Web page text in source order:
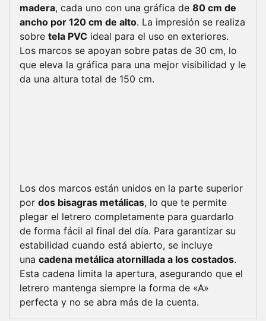
madera, cada uno con una gráfica de 80 cm de
ancho por 120 cm de alto. La impresión se realiza
sobre tela PVC ideal para el uso en exteriores.
Los marcos se apoyan sobre patas de 30 cm, lo
que eleva la gráfica para una mejor visibilidad y le
da una altura total de 150 cm.
Los dos marcos están unidos en la parte superior
por dos bisagras metálicas, lo que te permite
plegar el letrero completamente para guardarlo
de forma fácil al final del día. Para garantizar su
estabilidad cuando está abierto, se incluye
una cadena metálica atornillada a los costados.
Esta cadena limita la apertura, asegurando que el
letrero mantenga siempre la forma de «A»
perfecta y no se abra más de la cuenta.